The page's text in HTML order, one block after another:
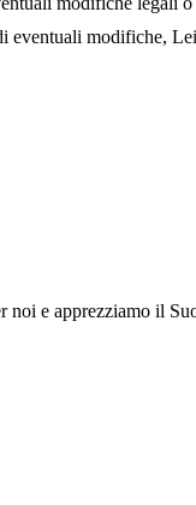
eventuali modifiche,
noi e apprezziamo il